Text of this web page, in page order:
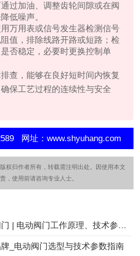
过加油、调整齿轮间隙或在阀
低噪声。
万用表或信号发生器检测信号
值，排除线路开路或短路；检
否稳定，必要时更换控制单
查，能够在良好短时间内恢复
保工艺过程的连续性与安全
网址：www.shyuhang.com
权归作者所有，转载需注明出处。因使用本文
，使用前请咨询专业人士。
上一篇 : 沈阳电动阀门 | 电动阀门工作原理、技术参数与选型指南
_电动阀门选型与技术参数指南